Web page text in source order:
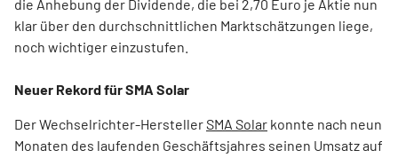
die Anhebung der Dividende, die bei 2,70 Euro je Aktie nun
klar über den durchschnittlichen Marktschätzungen liege,
noch wichtiger einzustufen.
Neuer Rekord für SMA Solar
Der Wechselrichter-HerstellerSMA Solar konnte nach neun
Monaten des laufenden Geschäftsjahres seinen Umsatz auf